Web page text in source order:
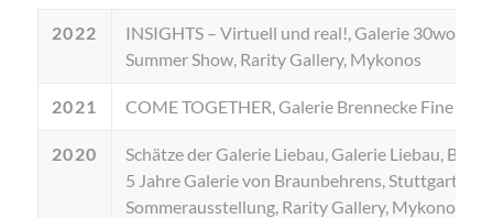
2022
INSIGHTS – Virtuell und real!, Galerie 30works,
Summer Show, Rarity Gallery, Mykonos
2021 COME TOGETHER, Galerie Brennecke Fine Art,
2020
Schätze der Galerie Liebau, Galerie Liebau,
5 Jahre Galerie von Braunbehrens, Stuttgart
Sommerausstellung, Rarity Gallery, Mykonos